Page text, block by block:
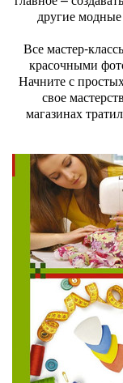
другие
Все мастер-
красочными
Начните с
свое
магазинах